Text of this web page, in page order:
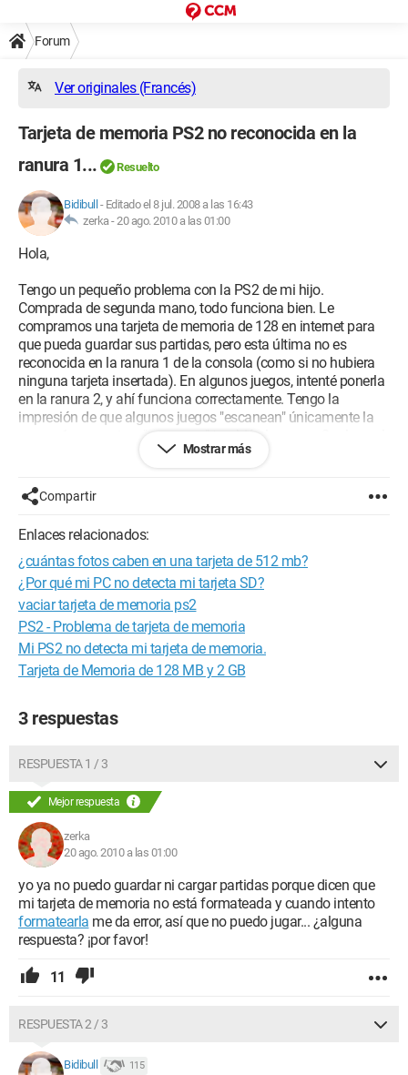
Forum
Ver originales (Francés)
Tarjeta de memoria PS2 no reconocida en la
ranura 1...
Resuelto
Bidibull - Editado el 8 jul. 2008 a las 16:43
zerka -20 ago. 2010 a las 01:00
Hola,
Tengo un pequeño problema con la PS2 de mi hijo.
Comprada de segunda mano, todo funciona bien. Le
compramos una tarjeta de memoria de 128 en internet para
que pueda guardar sus partidas, pero esta última no es
reconocida en la ranura 1 de la consola (como si no hubiera
ninguna tarjeta insertada). En algunos juegos, intenté ponerla
en la ranura 2, y ahí funciona correctamente. Tengo la
impresión de que algunos juegos "escanean" únicamente la
ranura 1, y que otros "escanean" también la ranura 2.... lo cual
en nuestro caso nos viene bien.
Mi pregunta: ¿puede ser que la tarjeta de memoria de 128 no
sea de marca PS2 Sony? ¿O es que el "puerto" n°1 de la tarjeta
de memoria está defectuoso en la consola? Si es así, ¿se
podría cambiar recuperando una pieza de otra consola
similar?
Gracias por aclararme, porque las consolas de juegos no son
realmente mi fuerte.
@+
Sylvain
Configuración:
Mostrar más
Compartir
Enlaces relacionados:
¿cuántas fotos caben en una tarjeta de 512 mb?
¿Por qué mi PC no detecta mi tarjeta SD?
vaciar tarjeta de memoria ps2
PS2 - Problema de tarjeta de memoria
Mi PS2 no detecta mi tarjeta de memoria.
Tarjeta de Memoria de 128 MB y 2 GB
3 respuestas
RESPUESTA 1 / 3
Mejor respuesta
zerka
20 ago. 2010 a las 01:00
yo ya no puedo guardar ni cargar partidas porque dicen que
mi tarjeta de memoria no está formateada y cuando intento
formatearla me da error, así que no puedo jugar... ¿alguna
respuesta? ¡por favor!
11
RESPUESTA 2 / 3
Bidibull 115